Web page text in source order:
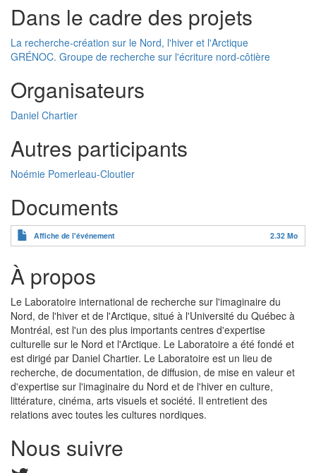
Dans le cadre des projets
La recherche-création sur le Nord, l'hiver et l'Arctique
GRÉNOC. Groupe de recherche sur l'écriture nord-côtière
Organisateurs
Daniel Chartier
Autres participants
Noémie Pomerleau-Cloutier
Documents
Affiche de l'événement 2.32 Mo
À propos
Le Laboratoire international de recherche sur l'imaginaire du
Nord, de l'hiver et de l'Arctique, situé à l'Université du Québec à
Montréal, est l'un des plus importants centres d'expertise
culturelle sur le Nord et l'Arctique. Le Laboratoire a été fondé et
est dirigé par Daniel Chartier. Le Laboratoire est un lieu de
recherche, de documentation, de diffusion, de mise en valeur et
d'expertise sur l'imaginaire du Nord et de l'hiver en culture,
littérature, cinéma, arts visuels et société. Il entretient des
relations avec toutes les cultures nordiques.
Nous suivre